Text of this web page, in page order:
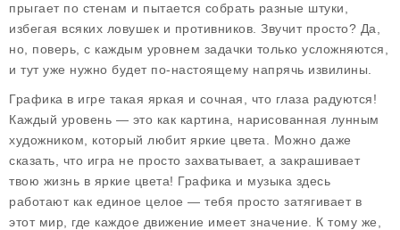
прыгает по стенам и пытается собрать разные штуки,
избегая всяких ловушек и противников. Звучит просто? Да,
но, поверь, с каждым уровнем задачки только усложняются,
и тут уже нужно будет по-настоящему напрячь извилины.
Графика в игре такая яркая и сочная, что глаза радуются!
Каждый уровень — это как картина, нарисованная лунным
художником, который любит яркие цвета. Можно даже
сказать, что игра не просто захватывает, а закрашивает
твою жизнь в яркие цвета! Графика и музыка здесь
работают как единое целое — тебя просто затягивает в
этот мир, где каждое движение имеет значение. К тому же,